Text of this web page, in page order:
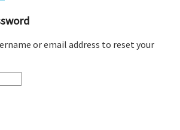
or email address to reset your